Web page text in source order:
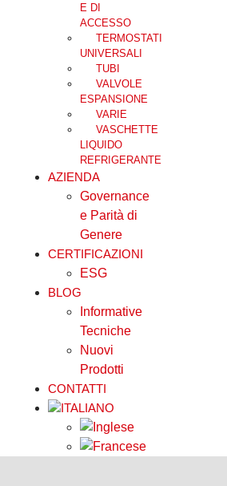
E DI
ACCESSO
TERMOSTATI
UNIVERSALI
TUBI
VALVOLE
ESPANSIONE
VARIE
VASCHETTE
LIQUIDO
REFRIGERANTE
AZIENDA
Governance
e Parità di
Genere
CERTIFICAZIONI
ESG
BLOG
Informative
Tecniche
Nuovi
Prodotti
CONTATTI